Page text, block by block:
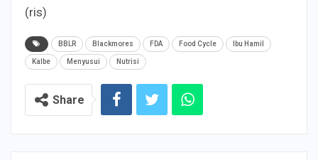
(ris)
BBLR Blackmores FDA Food Cycle Ibu Hamil
Kalbe Menyusui Nutrisi
Share